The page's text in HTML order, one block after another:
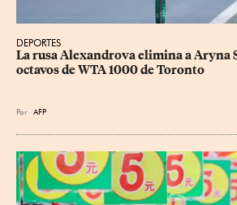
DEPORTES
La rusa Alexandrova elimina a Aryna
octavos de WTA 1000 de Toronto
Por AFP